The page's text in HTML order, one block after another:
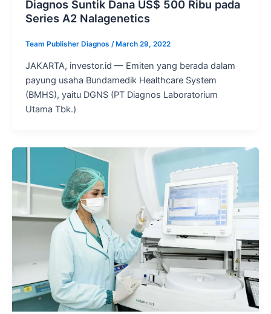
Diagnos Suntik Dana US$ 500 Ribu pada
Series A2 Nalagenetics
Team Publisher Diagnos / March 29, 2022
JAKARTA, investor.id — Emiten yang berada dalam
payung usaha Bundamedik Healthcare System
(BMHS), yaitu DGNS (PT Diagnos Laboratorium
Utama Tbk.)